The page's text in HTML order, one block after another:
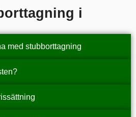
i
med stubborttagning